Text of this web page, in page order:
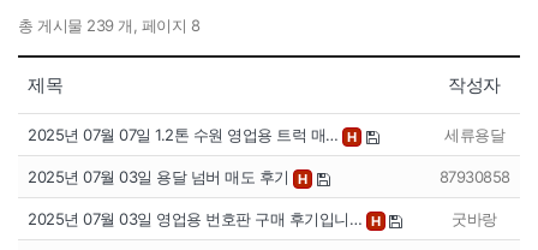
총 게시물 239 개, 페이지 8
제목 작성자
2025년 07월 07일 1.2톤 수원 영업용 트럭 매… H 세류용달
2025년 07월 03일 용달 넘버 매도 후기 H 87930858
2025년 07월 03일 영업용 번호판 구매 후기입니… H 굿바랑